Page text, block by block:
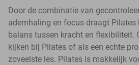
Door de combinatie van
ademhaling en focus draagt Pilates
balans tussen kracht en flexibiliteit.
kijken bij Pilates of als een echte
zoveelste les. Pilates is makkelijk